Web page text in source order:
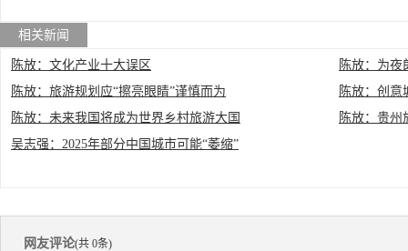
相关新闻
陈放：文化产业十大误区
陈放：为夜
陈放：旅游规划应“擦亮眼睛”谨慎而为
陈放：创意
陈放：未来我国将成为世界乡村旅游大国
陈放：贵州
吴志强：2025年部分中国城市可能“萎缩”
网友评论(共 0条)